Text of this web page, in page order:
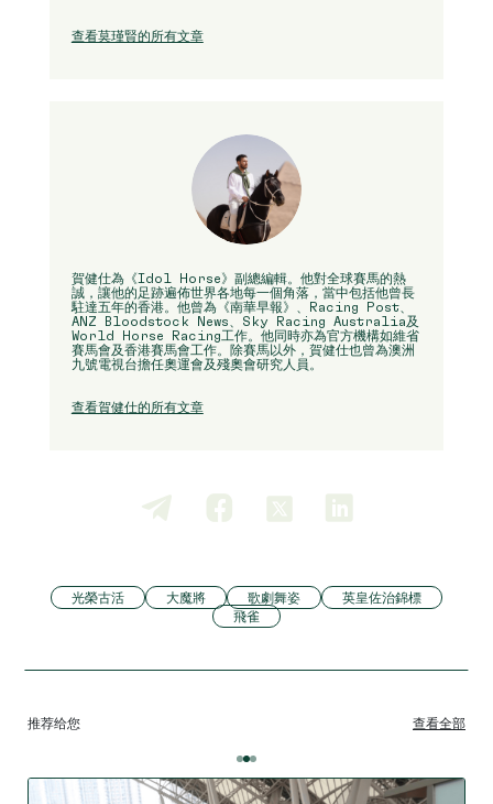
查看莫瑾賢的所有文章
賀健仕為《Idol Horse》副總編輯。他對全球賽馬的熱
誠，讓他的足跡遍佈世界各地每一個角落，當中包括他曾長
駐達五年的香港。他曾為《南華早報》、Racing Post、
ANZ Bloodstock News、Sky Racing Australia及
World Horse Racing工作。他同時亦為官方機構如維省
賽馬會及香港賽馬會工作。除賽馬以外，賀健仕也曾為澳洲
九號電視台擔任奧運會及殘奧會研究人員。
查看賀健仕的所有文章
光榮古活 大魔將 歌劇舞姿
英皇佐治錦標
飛雀
推荐给您 查看全部